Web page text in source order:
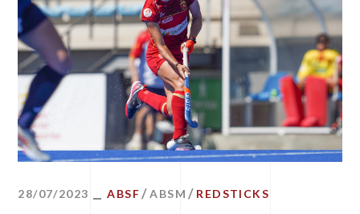
28/07/2023 ABSF ABSM REDSTICKS